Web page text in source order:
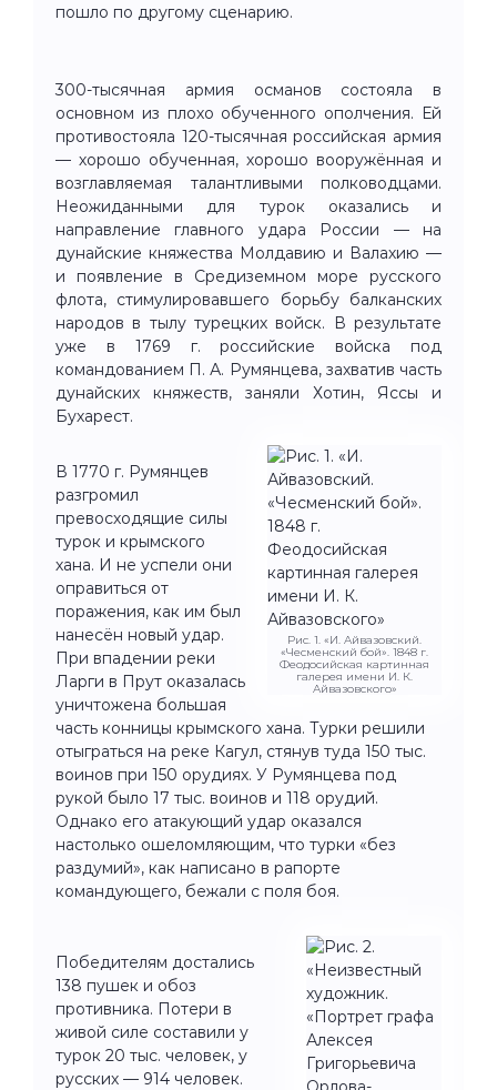
пошло по другому сценарию.
300-тысячная армия османов состояла в
основном из плохо обученного ополчения. Ей
противостояла 120-тысячная российская армия
— хорошо обученная, хорошо вооружённая и
возглавляемая талантливыми полководцами.
Неожиданными для турок оказались и
направление главного удара России — на
дунайские княжества Молдавию и Валахию —
и появление в Средиземном море русского
флота, стимулировавшего борьбу балканских
народов в тылу турецких войск. В результате
уже в 1769 г. российские войска под
командованием П. А. Румянцева, захватив часть
дунайских княжеств, заняли Хотин, Яссы и
Бухарест.
Рис. 1. «И. Айвазовский.
«Чесменский бой». 1848 г.
Феодосийская картинная
галерея имени И. К.
Айвазовского»
В 1770 г. Румянцев
разгромил
превосходящие силы
турок и крымского
хана. И не успели они
оправиться от
поражения, как им был
нанесён новый удар.
При впадении реки
Ларги в Прут оказалась
уничтожена большая
часть конницы крымского хана. Турки решили
отыграться на реке Кагул, стянув туда 150 тыс.
воинов при 150 орудиях. У Румянцева под
рукой было 17 тыс. воинов и 118 орудий.
Однако его атакующий удар оказался
настолько ошеломляющим, что турки «без
раздумий», как написано в рапорте
командующего, бежали с поля боя.
Победителям достались
138 пушек и обоз
противника. Потери в
живой силе составили у
турок 20 тыс. человек, у
русских — 914 человек.